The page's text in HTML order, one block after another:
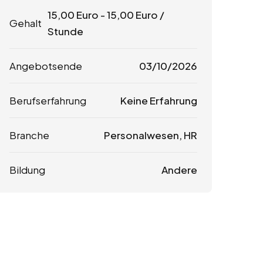
Gehalt
15,00 Euro -15,00 Euro /
Stunde
Angebotsende 03/10/2026
Berufserfahrung Keine Erfahrung
Branche Personalwesen, HR
Bildung Andere